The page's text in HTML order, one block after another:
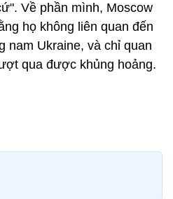
Về phần mình, Moscow
họ không liên quan đến
nam Ukraine, và chỉ quan
qua được khủng hoảng.